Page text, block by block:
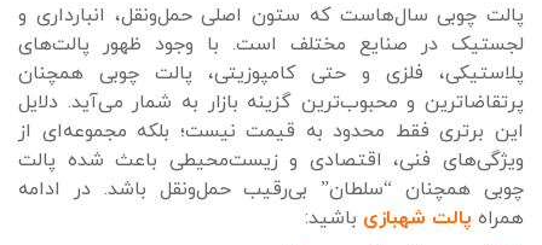
پالت چوبی سال‌هاست که ستون اصلی حمل‌ونقل، انبارداری و
لجستیک در صنایع مختلف است. با وجود ظهور پالت‌های
پلاستیکی، فلزی و حتی کامپوزیتی، پالت چوبی همچنان
پرتقاضاترین و محبوب‌ترین گزینه بازار به شمار می‌آید. دلایل
این برتری فقط محدود به قیمت نیست؛ بلکه مجموعه‌ای از
ویژگی‌های فنی، اقتصادی و زیست‌محیطی باعث شده پالت
چوبی همچنان “سلطان” بی‌رقیب حمل‌ونقل باشد. در ادامه
همراه پالت شهبازی باشید: